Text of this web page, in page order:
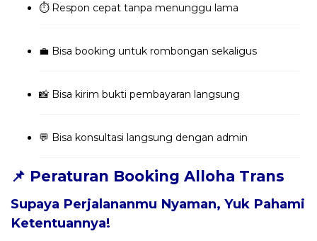
⏱️ Respon cepat tanpa menunggu lama
💼 Bisa booking untuk rombongan sekaligus
📸 Bisa kirim bukti pembayaran langsung
💬 Bisa konsultasi langsung dengan admin
📌 Peraturan Booking Alloha Trans
Supaya Perjalananmu Nyaman, Yuk Pahami
Ketentuannya!